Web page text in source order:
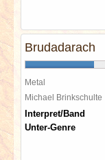
Brudadarach
Metal
Michael Brinkschulte
Interpret/Band
Unter-Genre